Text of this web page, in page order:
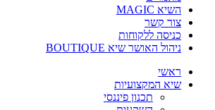
השיא MAGIC
צור קשר
כניסה ללקוחות
ניהול האושר שיא BOUTIQUE
ראשי
שיא המקצועיות
תכנון פיננסי